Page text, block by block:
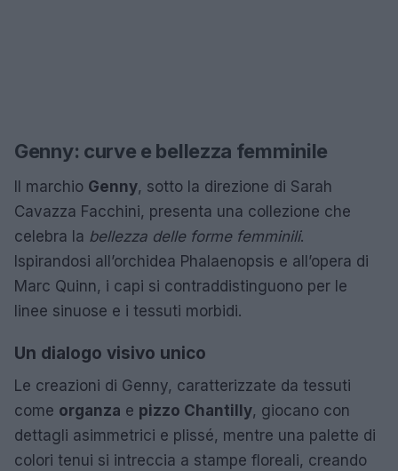
Genny: curve e bellezza femminile
Il marchio Genny, sotto la direzione di Sarah
Cavazza Facchini, presenta una collezione che
celebra la bellezza delle forme femminili.
Ispirandosi all’orchidea Phalaenopsis e all’opera di
Marc Quinn, i capi si contraddistinguono per le
linee sinuose e i tessuti morbidi.
Un dialogo visivo unico
Le creazioni di Genny, caratterizzate da tessuti
come organza e pizzo Chantilly, giocano con
dettagli asimmetrici e plissé, mentre una palette di
colori tenui si intreccia a stampe floreali, creando